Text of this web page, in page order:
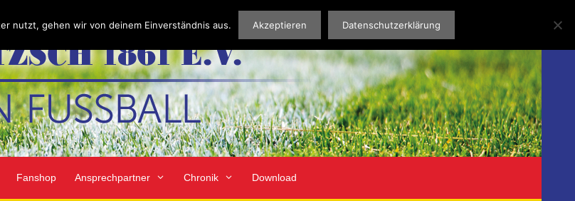
Fanshop Ansprechpartner Chronik Download
nutzt, gehen wir von deinem Einverständnis aus. Akzeptieren Datenschutzerklärung